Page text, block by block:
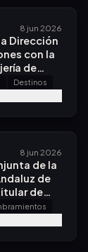
8 jun 2026
Dirección
con la
de
por la
del
Destinos
8 jun 2026
de la
de
de
José